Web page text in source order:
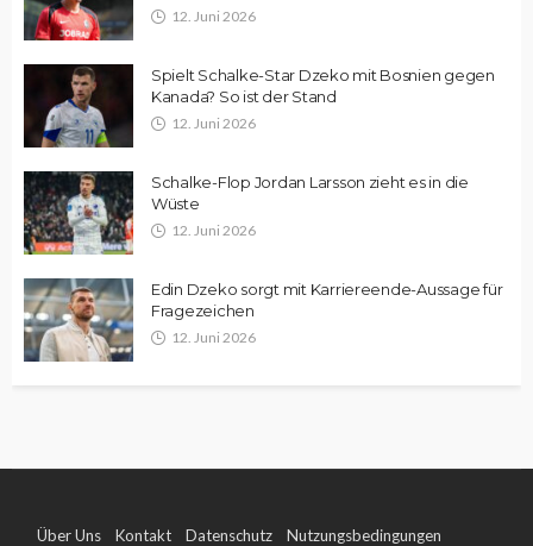
12. Juni 2026
Spielt Schalke-Star Dzeko mit Bosnien gegen
Kanada? So ist der Stand
12. Juni 2026
Schalke-Flop Jordan Larsson zieht es in die
Wüste
12. Juni 2026
Edin Dzeko sorgt mit Karriereende-Aussage für
Fragezeichen
12. Juni 2026
Über Uns Kontakt Datenschutz Nutzungsbedingungen